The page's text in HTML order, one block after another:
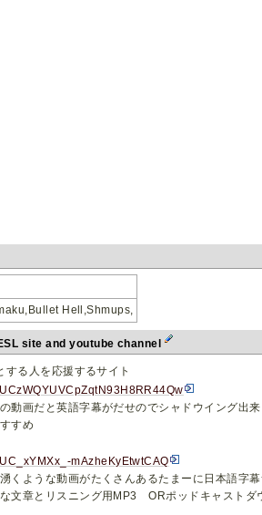
Hell,Shmups,
site and youtube channel
る人を応援するサイト
動画だと英語字幕がだせのでシャドウイング出来
すめ
mAzheKyEtwtCAQ
くような動画がたくさんあるたまーに日本語字
文章とリスニング用MP3 ORポッドキャストダ